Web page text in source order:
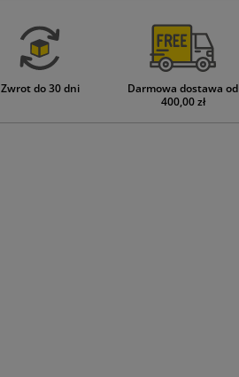
Zwrot do 30 dni
Darmowa dostawa od
400,00 zł